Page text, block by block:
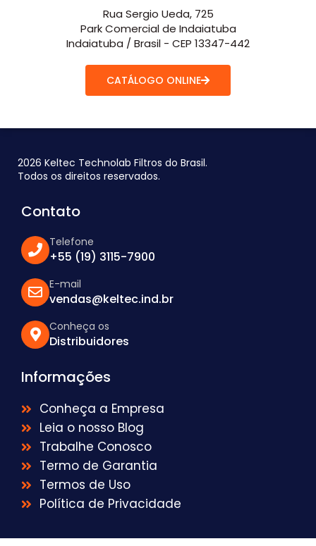
Rua Sergio Ueda, 725
Park Comercial de Indaiatuba
Indaiatuba / Brasil - CEP 13347-442
CATÁLOGO ONLINE
2026 Keltec Technolab Filtros do Brasil.
Todos os direitos reservados.
Contato
Telefone
+55 (19) 3115-7900
E-mail
vendas@keltec.ind.br
Conheça os
Distribuidores
Informações
Conheça a Empresa
Leia o nosso Blog
Trabalhe Conosco
Termo de Garantia
Termos de Uso
Política de Privacidade